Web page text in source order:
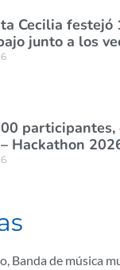
Cecilia festejó
junto a los
participantes,
Hackathon
Banda de música